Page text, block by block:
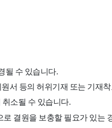
될 수 있습니다.
원서 등의 허위기재 또는 기재착
소될 수 있습니다.
결원을 보충할 필요가 있는